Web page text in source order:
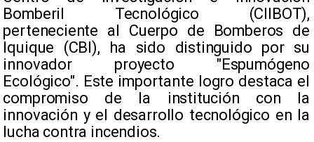
Bomberil Tecnológico (CIIBOT),
perteneciente al Cuerpo de Bomberos de
Iquique (CBI), ha sido distinguido por su
innovador proyecto "Espumógeno
Ecológico". Este importante logro destaca el
compromiso de la institución con la
innovación y el desarrollo tecnológico en la
lucha contra incendios.​